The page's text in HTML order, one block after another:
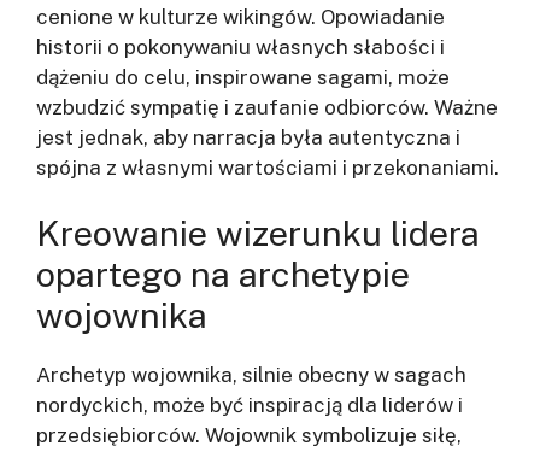
cenione w kulturze wikingów. Opowiadanie
historii o pokonywaniu własnych słabości i
dążeniu do celu, inspirowane sagami, może
wzbudzić sympatię i zaufanie odbiorców. Ważne
jest jednak, aby narracja była autentyczna i
spójna z własnymi wartościami i przekonaniami.
Kreowanie wizerunku lidera
opartego na archetypie
wojownika
Archetyp wojownika, silnie obecny w sagach
nordyckich, może być inspiracją dla liderów i
przedsiębiorców. Wojownik symbolizuje siłę,